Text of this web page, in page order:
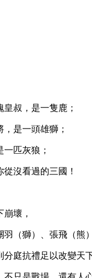
叔，是一隻鹿；
是一頭雄獅；
匹灰狼；
沒看過的三國！
壞，
羽（獅）、張飛（熊
庭抗禮足以改變天